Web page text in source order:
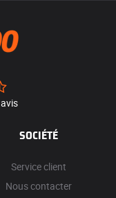
avis
SOCIÉTÉ
Service client
Nous contacter